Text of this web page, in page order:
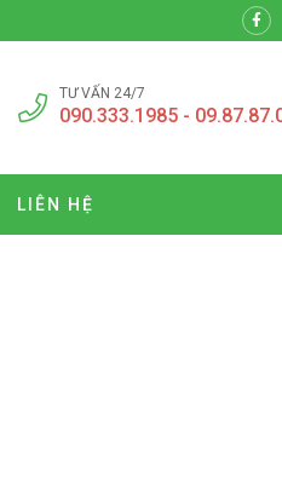
TƯ VẤN 24/7
090.333.1985 -
LIÊN HỆ